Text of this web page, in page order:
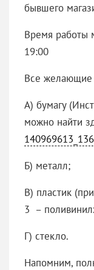
бывшего
Время работы
19:00
Все желающие
А) бумагу
можно найти
Б) металл;
В) пластик
3 –
Г) стекло.
Напомним,